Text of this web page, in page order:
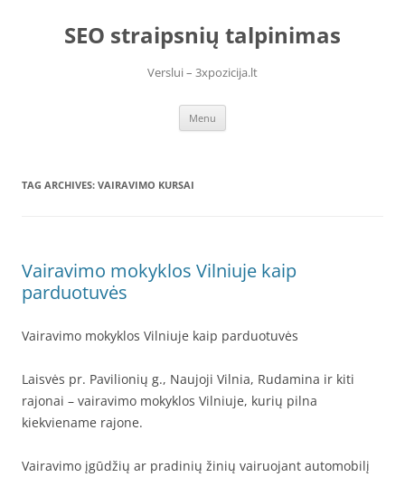
contentSEO straipsnių talpinimas
Verslui – 3xpozicija.lt
Menu
TAG ARCHIVES: VAIRAVIMO KURSAI
Vairavimo mokyklos Vilniuje kaip
parduotuvės
Vairavimo mokyklos Vilniuje kaip parduotuvės
Laisvės pr. Pavilionių g., Naujoji Vilnia, Rudamina ir kiti
rajonai – vairavimo mokyklos Vilniuje, kurių pilna
kiekviename rajone.
Vairavimo įgūdžių ar pradinių žinių vairuojant automobilį